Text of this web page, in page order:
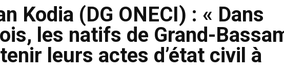
Kodia (DG ONECI) : « Dans
les natifs de Grand-
leurs actes d’état civil à